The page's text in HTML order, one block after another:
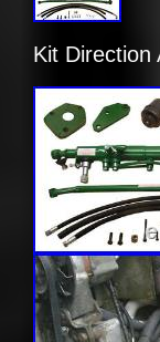
Kit Direction